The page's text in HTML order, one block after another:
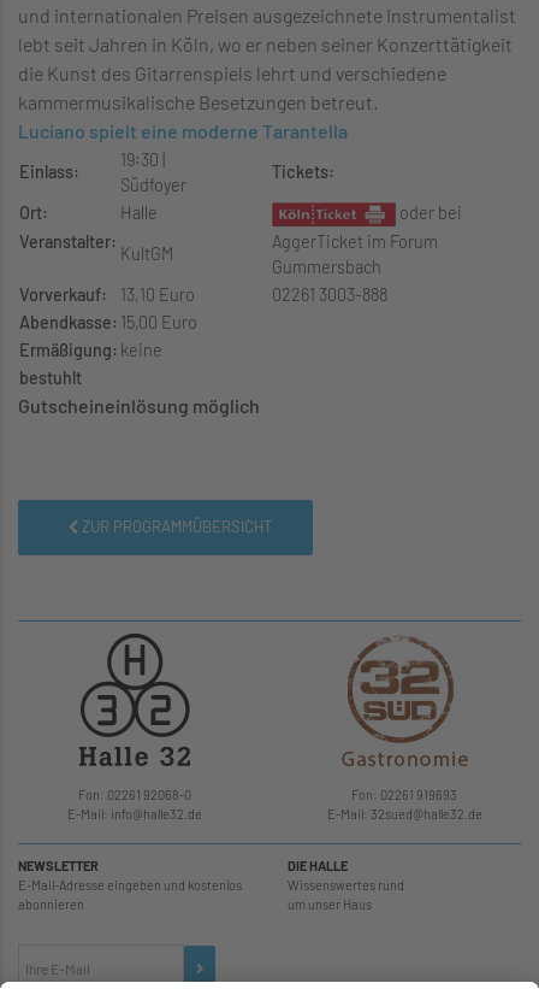
und internationalen Preisen ausgezeichnete Instrumentalist
lebt seit Jahren in Köln, wo er neben seiner Konzerttätigkeit
die Kunst des Gitarrenspiels lehrt und verschiedene
kammermusikalische Besetzungen betreut.
Luciano spielt eine moderne Tarantella
Einlass:
19:30 |
Südfoyer
Tickets:
Ort:
Halle
oder bei
Veranstalter:
KultGM
AggerTicket im Forum
Gummersbach
Vorverkauf:
13,10 Euro
02261 3003-888
Abendkasse: 15,00 Euro
Ermäßigung: keine
bestuhlt
Gutscheineinlösung möglich
ZUR PROGRAMMÜBERSICHT
Fon: 02261 92068-0
E-Mail: info@halle32.de
Fon: 02261 919693
E-Mail: 32sued@halle32.de
NEWSLETTER
E-Mail-Adresse eingeben und kostenlos
abonnieren
DIE HALLE
Wissenswertes rund
um unser Haus